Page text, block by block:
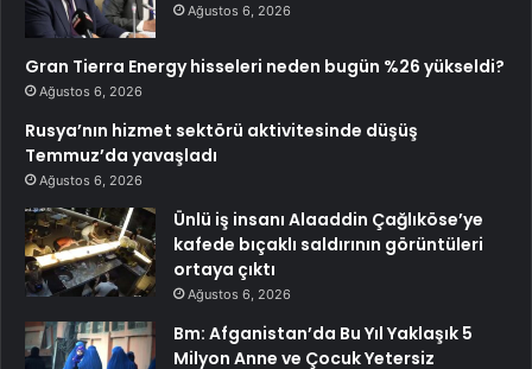
Ağustos 6, 2026
Gran Tierra Energy hisseleri neden bugün %26 yükseldi?
Ağustos 6, 2026
Rusya’nın hizmet sektörü aktivitesinde düşüş
Temmuz’da yavaşladı
Ağustos 6, 2026
Ünlü iş insanı Alaaddin Çağlıköse’ye
kafede bıçaklı saldırının görüntüleri
ortaya çıktı
Ağustos 6, 2026
Bm: Afganistan’da Bu Yıl Yaklaşık 5
Milyon Anne ve Çocuk Yetersiz